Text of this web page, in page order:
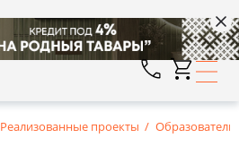
Реализованные проекты